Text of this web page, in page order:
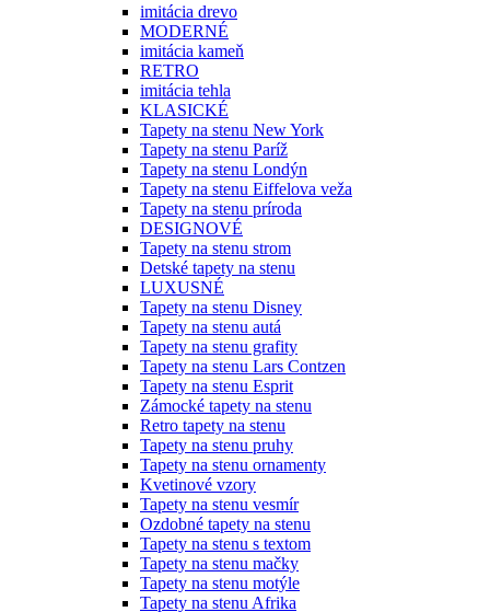
imitácia drevo
MODERNÉ
imitácia kameň
RETRO
imitácia tehla
KLASICKÉ
Tapety na stenu New York
Tapety na stenu Paríž
Tapety na stenu Londýn
Tapety na stenu Eiffelova veža
Tapety na stenu príroda
DESIGNOVÉ
Tapety na stenu strom
Detské tapety na stenu
LUXUSNÉ
Tapety na stenu Disney
Tapety na stenu autá
Tapety na stenu grafity
Tapety na stenu Lars Contzen
Tapety na stenu Esprit
Zámocké tapety na stenu
Retro tapety na stenu
Tapety na stenu pruhy
Tapety na stenu ornamenty
Kvetinové vzory
Tapety na stenu vesmír
Ozdobné tapety na stenu
Tapety na stenu s textom
Tapety na stenu mačky
Tapety na stenu motýle
Tapety na stenu Afrika